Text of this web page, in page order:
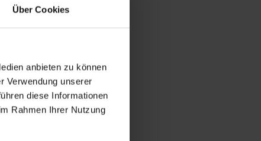
Über Cookies
anbieten zu können
Verwendung unserer
diese Informationen
Rahmen Ihrer Nutzung